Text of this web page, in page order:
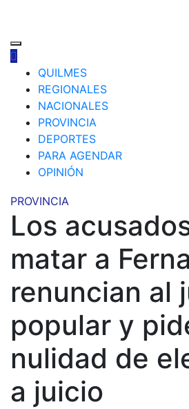
QUILMES
REGIONALES
NACIONALES
PROVINCIA
DEPORTES
PARA AGENDAR
OPINIÓN
PROVINCIA
Los
matar a
renuncian al
popular y
nulidad de
a juicio